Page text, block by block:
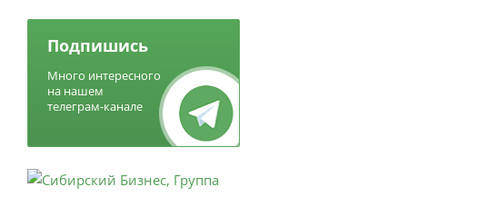
Подпишись
Много интересного
на нашем
телеграм-канале